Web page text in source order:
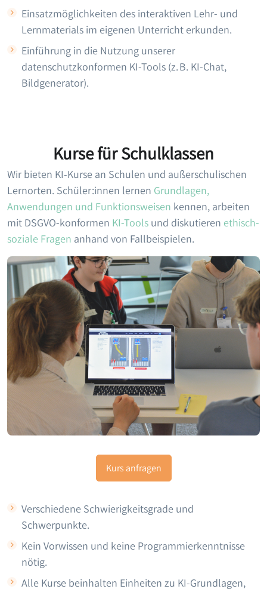
Einsatzmöglichkeiten des interaktiven Lehr- und
Lernmaterials im eigenen Unterricht erkunden.
Einführung in die Nutzung unserer
datenschutzkonformen KI-Tools (z. B. KI-Chat,
Bildgenerator).
Kurse für Schulklassen
Wir bieten KI-Kurse an Schulen und außerschulischen
Lernorten. Schüler:innen lernen Grundlagen,
Anwendungen und Funktionsweisen kennen, arbeiten
mit DSGVO-konformen KI-Tools und diskutieren ethisch-
soziale Fragen anhand von Fallbeispielen.
Kurs anfragen
Verschiedene Schwierigkeitsgrade und
Schwerpunkte.
Kein Vorwissen und keine Programmierkenntnisse
nötig.
Alle Kurse beinhalten Einheiten zu KI-Grundlagen,